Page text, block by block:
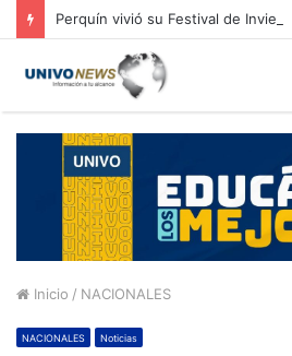
Perquín vivió su Festival de Invierno
Inicio / NACIONALES
NACIONALES Noticias